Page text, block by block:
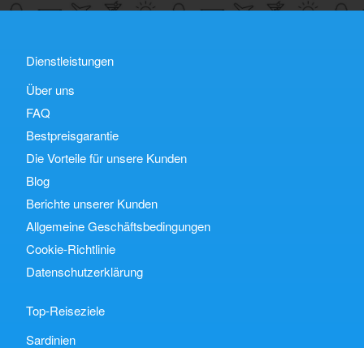
Dienstleistungen
Über uns
FAQ
Bestpreisgarantie
Die Vorteile für unsere Kunden
Blog
Berichte unserer Kunden
Allgemeine Geschäftsbedingungen
Cookie-Richtlinie
Datenschutzerklärung
Top-Reiseziele
Sardinien